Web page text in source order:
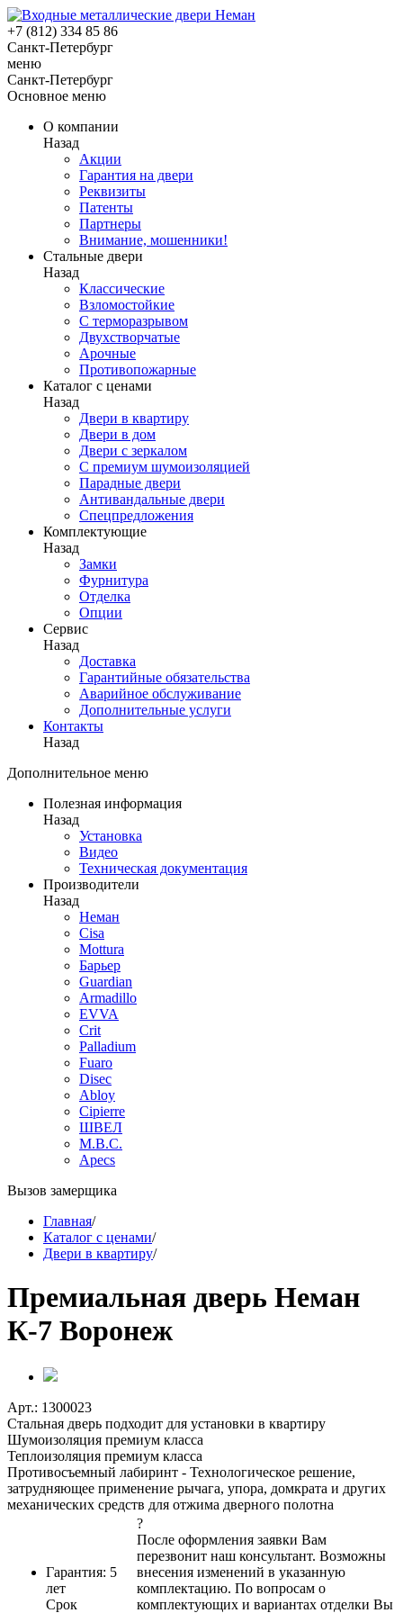
+7 (812) 334 85 86
Санкт-Петербург
меню
Санкт-Петербург
Основное меню
О компании
Назад
Акции
Гарантия на двери
Реквизиты
Патенты
Партнеры
Внимание, мошенники!
Стальные двери
Назад
Классические
Взломостойкие
С терморазрывом
Двухстворчатые
Арочные
Противопожарные
Каталог с ценами
Назад
Двери в квартиру
Двери в дом
Двери с зеркалом
С премиум шумоизоляцией
Парадные двери
Антивандальные двери
Спецпредложения
Комплектующие
Назад
Замки
Фурнитура
Отделка
Опции
Сервис
Назад
Доставка
Гарантийные обязательства
Аварийное обслуживание
Дополнительные услуги
Контакты
Назад
Дополнительное меню
Полезная информация
Назад
Установка
Видео
Техническая документация
Производители
Назад
Неман
Cisa
Mottura
Барьер
Guardian
Armadillo
EVVA
Crit
Palladium
Fuaro
Disec
Abloy
Cipierre
ШВЕЛ
M.B.C.
Apecs
Вызов замерщика
Главная/
Каталог с ценами/
Двери в квартиру/
Премиальная дверь Неман
К-7 Воронеж
Арт.: 1300023
Стальная дверь подходит для установки в квартиру
Шумоизоляция премиум класса
Теплоизоляция премиум класса
Противосъемный лабиринт - Технологическое решение,
затрудняющее применение рычага, упора, домкрата и других
механических средств для отжима дверного полотна
Гарантия: 5
лет
Срок
?
После оформления заявки Вам
перезвонит наш консультант. Возможны
внесения изменений в указанную
комплектацию. По вопросам о
комплектующих и вариантах отделки Вы